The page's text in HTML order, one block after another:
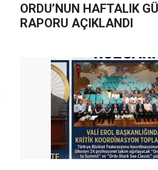
ORDU’NUN HAFTALIK
RAPORU AÇIKLANDI